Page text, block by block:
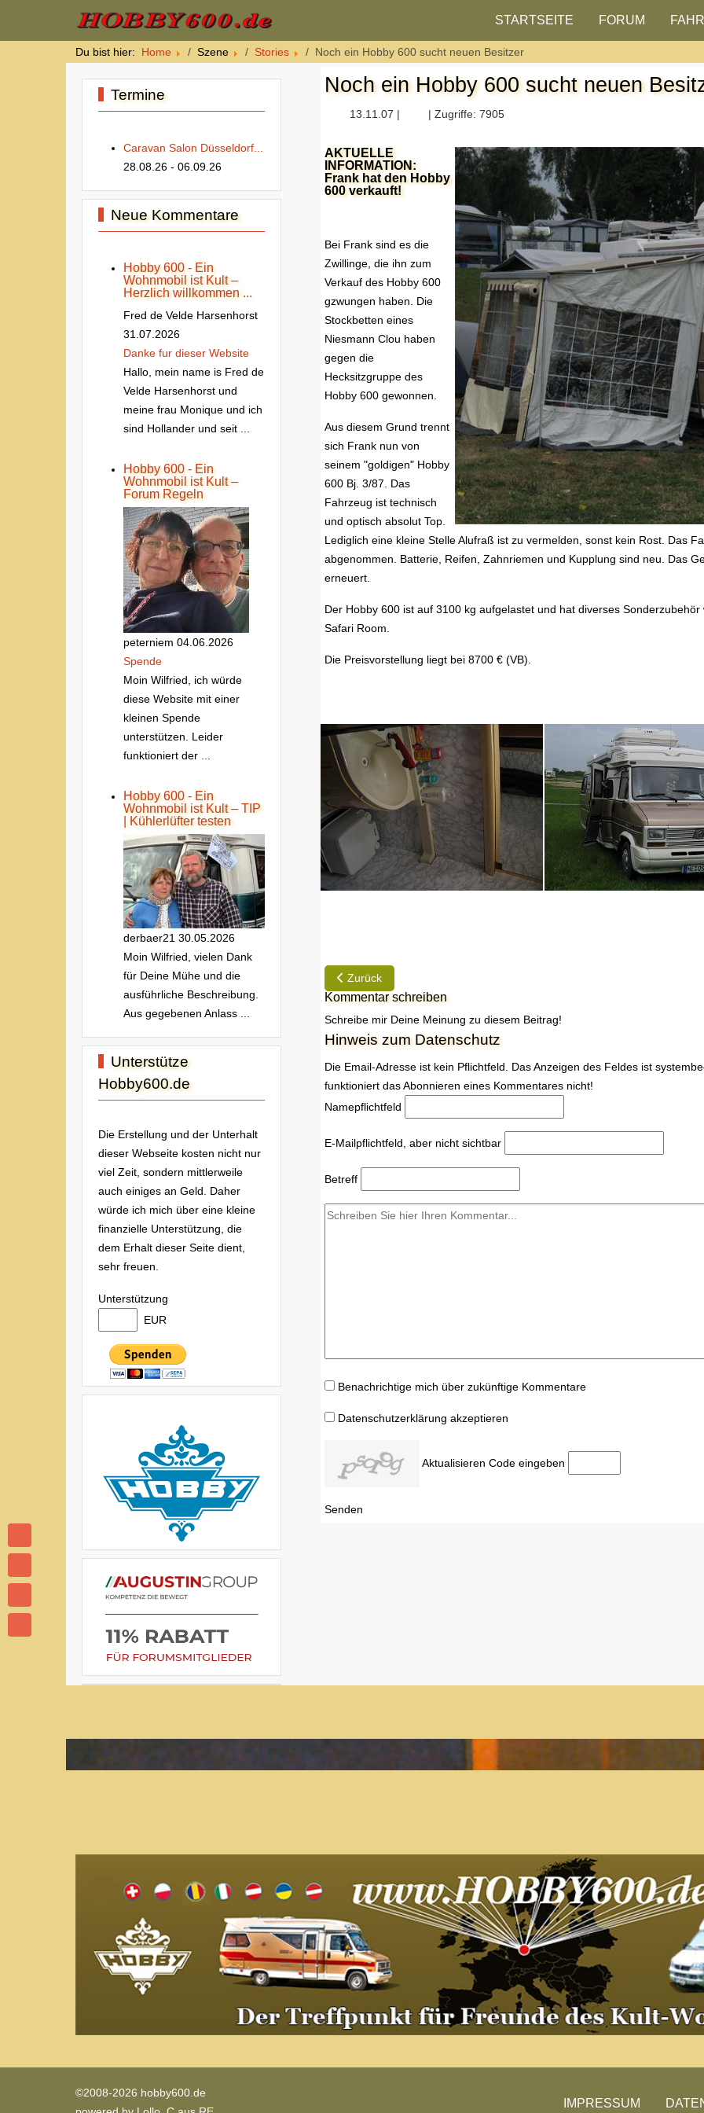
STARTSEITE FORUM
Du bist hier: Home Szene Stories Noch ein Hobby 600 sucht neuen Besitzer
Termine
Caravan Salon Düsseldorf...
28.08.26 - 06.09.26
Neue Kommentare
Hobby 600 - Ein
Wohnmobil ist Kult –
Herzlich willkommen ...
Fred de Velde Harsenhorst
31.07.2026
Danke fur dieser Website
Hallo, mein name is Fred de
Velde Harsenhorst und
meine frau Monique und ich
sind Hollander und seit ...
Hobby 600 - Ein
Wohnmobil ist Kult –
Forum Regeln
peterniem 04.06.2026
Spende
Moin Wilfried, ich würde
diese Website mit einer
kleinen Spende
unterstützen. Leider
funktioniert der ...
Hobby 600 - Ein
Wohnmobil ist Kult – TIP
| Kühlerlüfter testen
derbaer21 30.05.2026
Moin Wilfried, vielen Dank
für Deine Mühe und die
ausführliche Beschreibung.
Aus gegebenen Anlass ...
Unterstütze
Hobby600.de
Die Erstellung und der Unterhalt
dieser Webseite kosten nicht nur
viel Zeit, sondern mittlerweile
auch einiges an Geld. Daher
würde ich mich über eine kleine
finanzielle Unterstützung, die
dem Erhalt dieser Seite dient,
sehr freuen.
Unterstützung
EUR
Noch ein Hobby 600 sucht neuen
13.11.07 | | Zugriffe: 7905
AKTUELLE
INFORMATION:
Frank hat den Hobby
600 verkauft!
Bei Frank sind es die
Zwillinge, die ihn zum
Verkauf des Hobby 600
gzwungen haben. Die
Stockbetten eines
Niesmann Clou haben
gegen die
Hecksitzgruppe des
Hobby 600 gewonnen.
Aus diesem Grund trennt
sich Frank nun von
seinem "goldigen" Hobby
600 Bj. 3/87. Das
Fahrzeug ist technisch
und optisch absolut Top.
Lediglich eine kleine Stelle Alufraß ist zu vermelden, sonst kein Rost. Das
abgenommen. Batterie, Reifen, Zahnriemen und Kupplung sind neu. Das
erneuert.
Der Hobby 600 ist auf 3100 kg aufgelastet und hat diverses
Safari Room.
Die Preisvorstellung liegt bei 8700 € (VB).
Vorheriger Beitrag: Jürgen: Erste Erfahrungen mit TD im 13er
Zurück
Kommentar schreiben
Schreibe mir Deine Meinung zu diesem Beitrag!
Hinweis zum Datenschutz
Die Email-Adresse ist kein Pflichtfeld. Das Anzeigen des Feldes ist
funktioniert das Abonnieren eines Kommentares nicht!
Namepflichtfeld
E-Mailpflichtfeld, aber nicht sichtbar
Betreff
Benachrichtige mich über zukünftige Kommentare
Datenschutzerklärung akzeptieren
Aktualisieren Code eingeben
Senden
©2008-2026 hobby600.de
IMPRESSUM